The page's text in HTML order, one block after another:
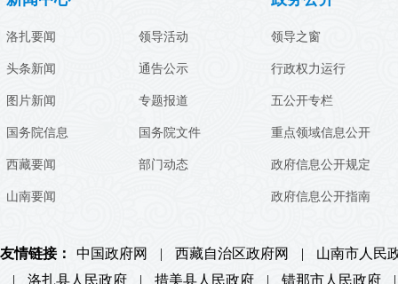
洛扎要闻
头条新闻
图片新闻
国务院信息
西藏要闻
山南要闻
领导活动
通告公示
专题报道
国务院文件
部门动态
领导之窗
行政权力运行
五公开专栏
重点领域信息公开
政府信息公开规定
政府信息公开指南
友情链接： 中国政府网 | 西藏自治区政府网 |
山南市人民
|
洛扎县人民政府 | 措美县人民政府 | 错那市人民政府
|